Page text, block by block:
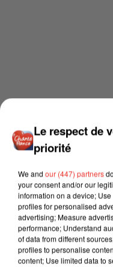
Le respect de
priorité
We and our (447) partners
your consent and/or our
information on a device;
profiles for personalised
advertising; Measure
performance; Understand
of data from different
profiles to personalise
content; Use limited data to